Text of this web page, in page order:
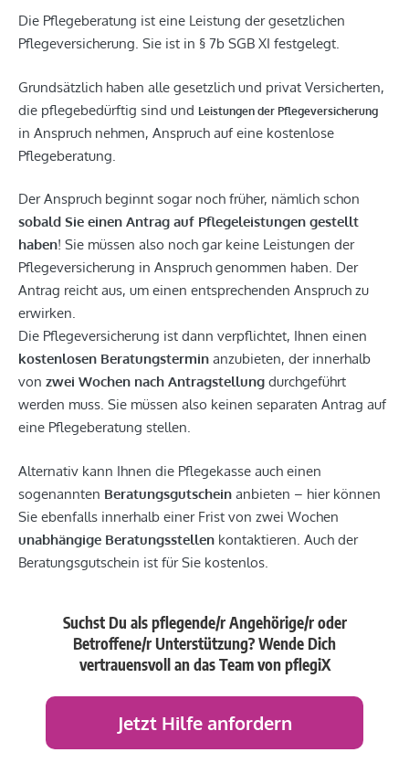
Die Pflegeberatung ist eine Leistung der gesetzlichen
Pflegeversicherung. Sie ist in § 7b SGB XI festgelegt.
Grundsätzlich haben alle gesetzlich und privat Versicherten,
die pflegebedürftig sind und Leistungen der Pflegeversicherung
in Anspruch nehmen, Anspruch auf eine kostenlose
Pflegeberatung.
Der Anspruch beginnt sogar noch früher, nämlich schon
sobald Sie einen Antrag auf Pflegeleistungen gestellt
haben! Sie müssen also noch gar keine Leistungen der
Pflegeversicherung in Anspruch genommen haben. Der
Antrag reicht aus, um einen entsprechenden Anspruch zu
erwirken.
Die Pflegeversicherung ist dann verpflichtet, Ihnen einen
kostenlosen Beratungstermin anzubieten, der innerhalb
von zwei Wochen nach Antragstellung durchgeführt
werden muss. Sie müssen also keinen separaten Antrag auf
eine Pflegeberatung stellen.
Alternativ kann Ihnen die Pflegekasse auch einen
sogenannten Beratungsgutschein anbieten – hier können
Sie ebenfalls innerhalb einer Frist von zwei Wochen
unabhängige Beratungsstellen kontaktieren. Auch der
Beratungsgutschein ist für Sie kostenlos.
Suchst Du als pflegende/r Angehörige/r oder
Betroffene/r Unterstützung?Wende Dich
vertrauensvoll an das Team von pflegiX
Jetzt Hilfe anfordern